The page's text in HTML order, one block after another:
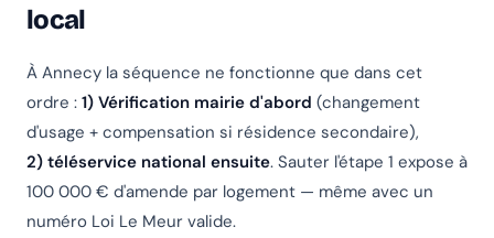
local
À Annecy la séquence ne fonctionne que dans cet
ordre : 1) Vérification mairie d'abord (changement
d'usage + compensation si résidence secondaire),
2) téléservice national ensuite. Sauter l'étape 1 expose à
100 000 € d'amende par logement — même avec un
numéro Loi Le Meur valide.